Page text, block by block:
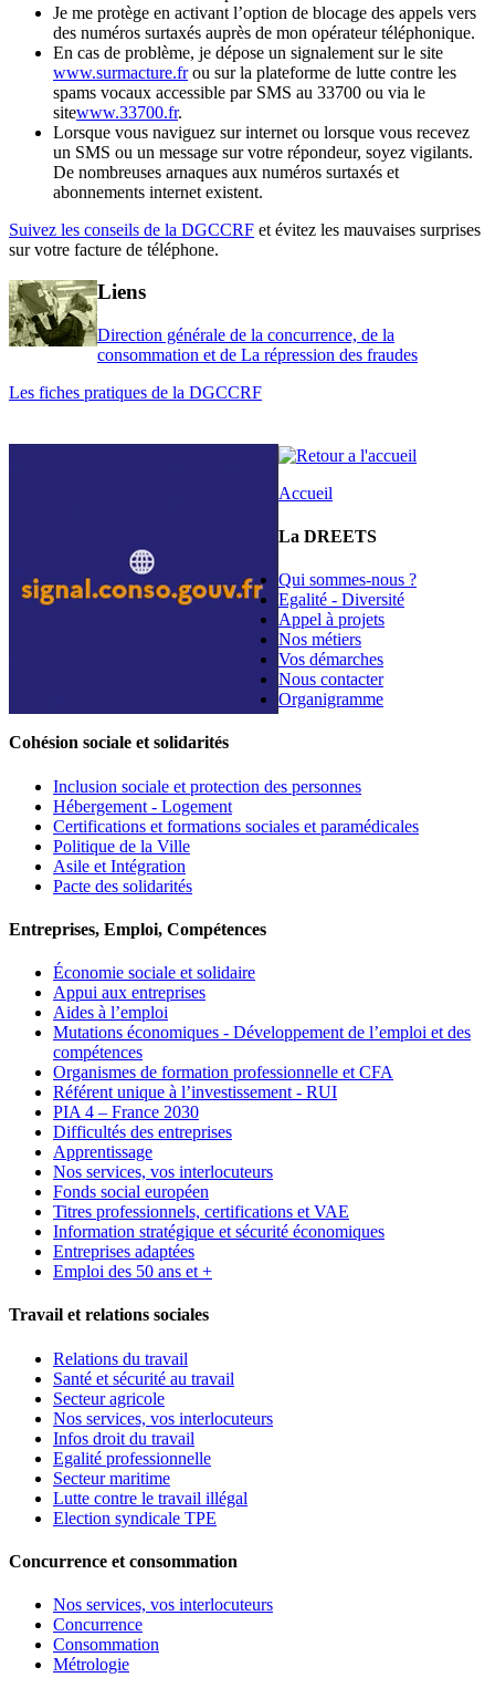
Je me protège en activant l’option de blocage des appels vers
des numéros surtaxés auprès de mon opérateur téléphonique.
En cas de problème, je dépose un signalement sur le site
www.surmacture.frou sur la plateforme de lutte contre les
spams vocaux accessible par SMS au 33700 ou via le
sitewww.33700.fr.
Lorsque vous naviguez sur internet ou lorsque vous recevez
un SMS ou un message sur votre répondeur, soyez vigilants.
De nombreuses arnaques aux numéros surtaxés et
abonnements internet existent.
Suivez les conseils de la DGCCRF et évitez les mauvaises surprises
sur votre facture de téléphone.
Liens
Direction générale de la concurrence, de la
consommation et de La répression des fraudes
Les fiches pratiques de la DGCCRF
Accueil
La DREETS
Qui sommes-nous ?
Egalité - Diversité
Appel à projets
Nos métiers
Vos démarches
Nous contacter
Organigramme
Cohésion sociale et solidarités
Inclusion sociale et protection des personnes
Hébergement - Logement
Certifications et formations sociales et paramédicales
Politique de la Ville
Asile et Intégration
Pacte des solidarités
Entreprises, Emploi, Compétences
Économie sociale et solidaire
Appui aux entreprises
Aides à l’emploi
Mutations économiques - Développement de l’emploi et des
compétences
Organismes de formation professionnelle et CFA
Référent unique à l’investissement - RUI
PIA 4 – France 2030
Difficultés des entreprises
Apprentissage
Nos services, vos interlocuteurs
Fonds social européen
Titres professionnels, certifications et VAE
Information stratégique et sécurité économiques
Entreprises adaptées
Emploi des 50 ans et +
Travail et relations sociales
Relations du travail
Santé et sécurité au travail
Secteur agricole
Nos services, vos interlocuteurs
Infos droit du travail
Egalité professionnelle
Secteur maritime
Lutte contre le travail illégal
Election syndicale TPE
Concurrence et consommation
Nos services, vos interlocuteurs
Concurrence
Consommation
Métrologie